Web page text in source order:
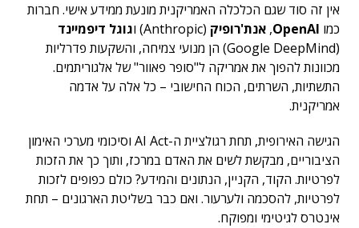
אין זה סוד שגם הכלכלה האמריקנית מונעת ממידע אישי. חברות
כמו OpenAI
, אנת'רופיק (Anthropic) ו
גוגל דיפמיינד
(Google DeepMind) הן מנועי צמיחה, והשקעות פדרליות
מכוונות להפוך את אמריקה ל"סופר פאוור" של אלגוריתמים.
התשתיות, השרתים, הכוח החישובי – כל אלה על אדמה
אמריקנית.
הגישה האירופית, תחת רגולציית ה-AI Act וסיכומי מערכי האימון
הציבוריים, מבקשת לשים את האדם במרכז, ותוך כך את הזכות
לפרטיות. הקוד, הקניין, הנתונים והמידע? כולם כפופים לזכות
לפרטיות, להסכמה ולערעור. ואם כבר בשליטת הארגונים – תחת
אינטרס לגיטימי ומפוקח.